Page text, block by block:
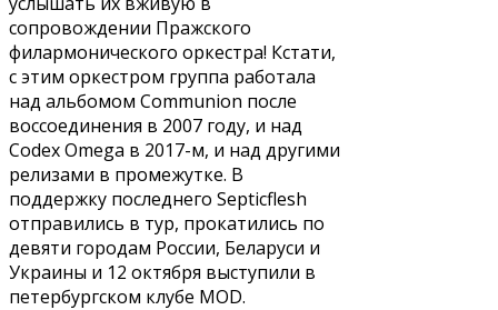
сопровождении Пражского
филармонического оркестра! Кстати,
с этим оркестром группа работала
над альбомом Communion после
воссоединения в 2007 году, и над
Codex Omega в 2017-м, и над другими
релизами в промежутке. В
поддержку последнего Septicflesh
отправились в тур, прокатились по
девяти городам России, Беларуси и
Украины и 12 октября выступили в
петербургском клубе MOD.